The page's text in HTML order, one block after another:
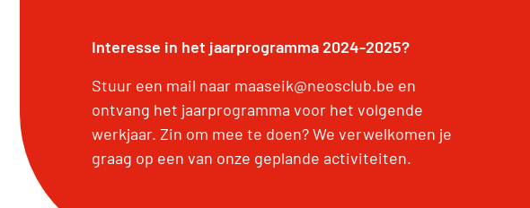
Interesse in het jaarprogramma 2024-2025?
Stuur een mail naar maaseik@neosclub.be en
ontvang het jaarprogramma voor het volgende
werkjaar. Zin om mee te doen? We verwelkomen je
graag op een van onze geplande activiteiten.